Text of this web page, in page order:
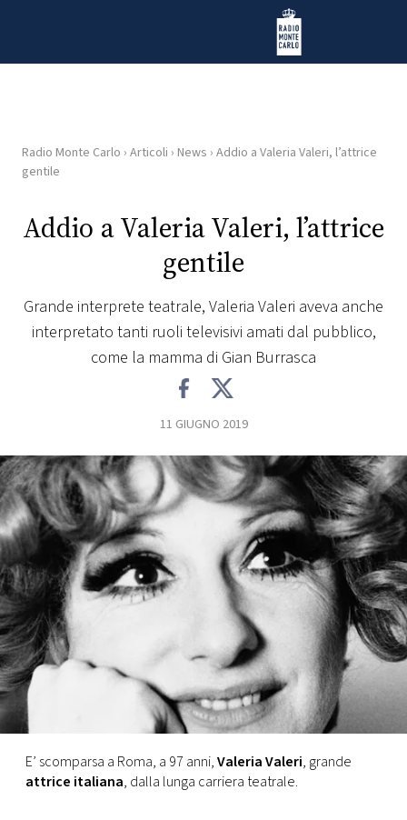
Radio Monte Carlo
HOME
RADIO
PLAYLIST
CONCORSI
EVENTI
VIDEO
TV
PRINCIPATO
DI
Radio Monte Carlo › Articoli › News › Addio a Valeria Valeri, l’attrice
gentile
Addio a Valeria Valeri, l’attrice
gentile
Grande interprete teatrale, Valeria Valeri aveva anche
interpretato tanti ruoli televisivi amati dal pubblico,
come la mamma di Gian Burrasca
11 GIUGNO 2019
E’ scomparsa a Roma, a 97 anni,Valeria Valeri, grande
attrice italiana, dalla lunga carriera teatrale.